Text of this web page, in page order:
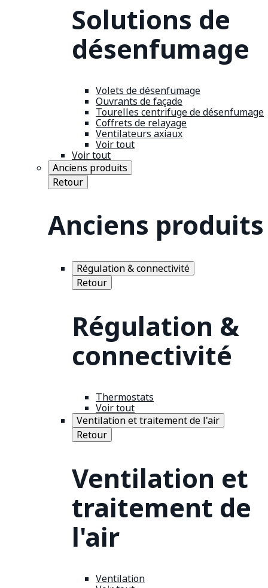
Solutions de
désenfumage
Volets de désenfumage
Ouvrants de façade
Tourelles centrifuge de désenfumage
Coffrets de relayage
Ventilateurs axiaux
Voir tout
Voir tout
Anciens produits
Retour
Anciens produits
Régulation & connectivité
Retour
Régulation &
connectivité
Thermostats
Voir tout
Ventilation et traitement de l'air
Retour
Ventilation et
traitement de
l'air
Ventilation